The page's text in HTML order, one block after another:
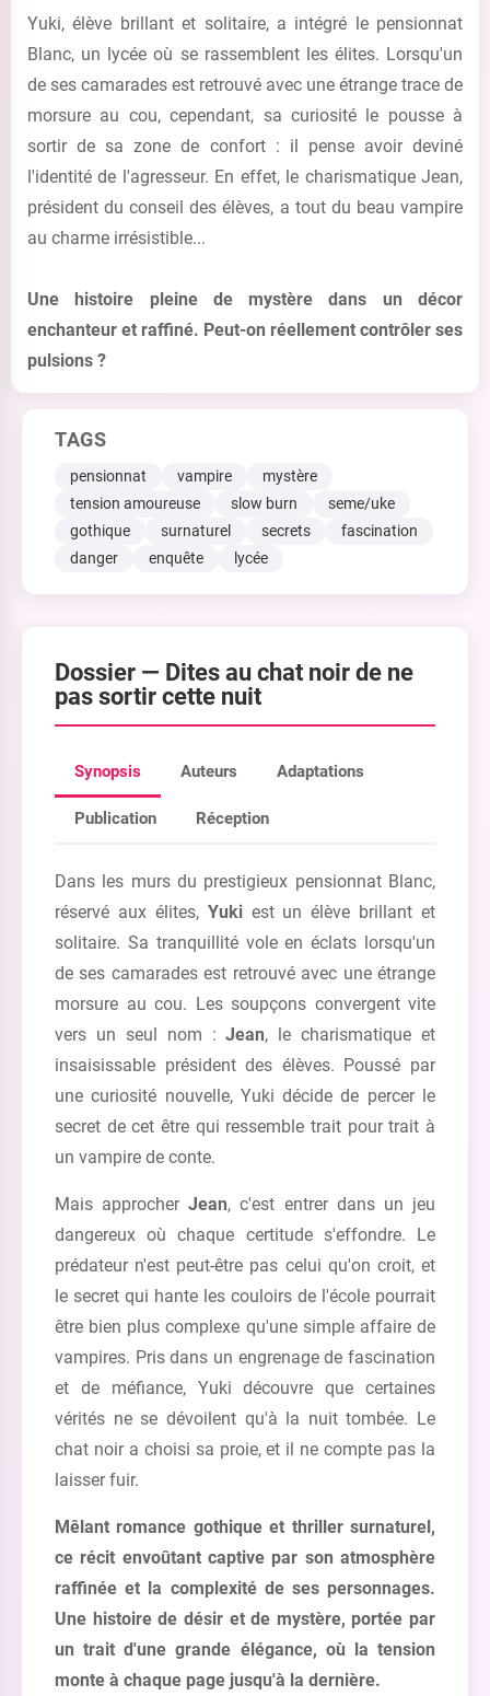
Yuki, élève brillant et solitaire, a intégré le pensionnat
Blanc, un lycée où se rassemblent les élites. Lorsqu'un
de ses camarades est retrouvé avec une étrange trace de
morsure au cou, cependant, sa curiosité le pousse à
sortir de sa zone de confort : il pense avoir deviné
l'identité de l'agresseur. En effet, le charismatique Jean,
président du conseil des élèves, a tout du beau vampire
au charme irrésistible...
Une histoire pleine de mystère dans un décor
enchanteur et raffiné. Peut-on réellement contrôler ses
pulsions ?
TAGS
pensionnat vampire
mystère
tension amoureuse
slow burn
seme/uke
gothique
surnaturel secrets
fascination
danger
enquête lycée
Dossier — Dites au chat noir de ne
pas sortir cette nuit
Synopsis Auteurs Adaptations
Publication Réception
Dans les murs du prestigieux pensionnat Blanc,
réservé aux élites, Yukiest un élève brillant et
solitaire. Sa tranquillité vole en éclats lorsqu'un
de ses camarades est retrouvé avec une étrange
morsure au cou. Les soupçons convergent vite
vers un seul nom :Jean, le charismatique et
insaisissable président des élèves. Poussé par
une curiosité nouvelle, Yuki décide de percer le
secret de cet être qui ressemble trait pour trait à
un vampire de conte.
Mais approcherJean, c'est entrer dans un jeu
dangereux où chaque certitude s'effondre. Le
prédateur n'est peut-être pas celui qu'on croit, et
le secret qui hante les couloirs de l'école pourrait
être bien plus complexe qu'une simple affaire de
vampires. Pris dans un engrenage de fascination
et de méfiance, Yuki découvre que certaines
vérités ne se dévoilent qu'à la nuit tombée. Le
chat noir a choisi sa proie, et il ne compte pas la
laisser fuir.
Mêlant romance gothique et thriller surnaturel,
ce récit envoûtant captive par son atmosphère
raffinée et la complexité de ses personnages.
Une histoire de désir et de mystère, portée par
un trait d'une grande élégance, où la tension
monte à chaque page jusqu'à la dernière.